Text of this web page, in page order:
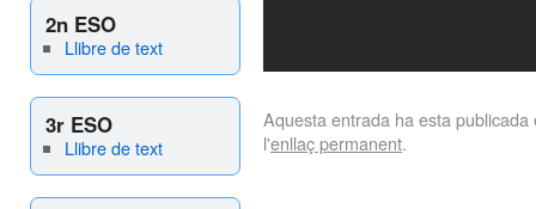
2n ESO
Llibre de text
3r ESO
Llibre de text
Aquesta entrada ha esta
l'enllaç permanent.